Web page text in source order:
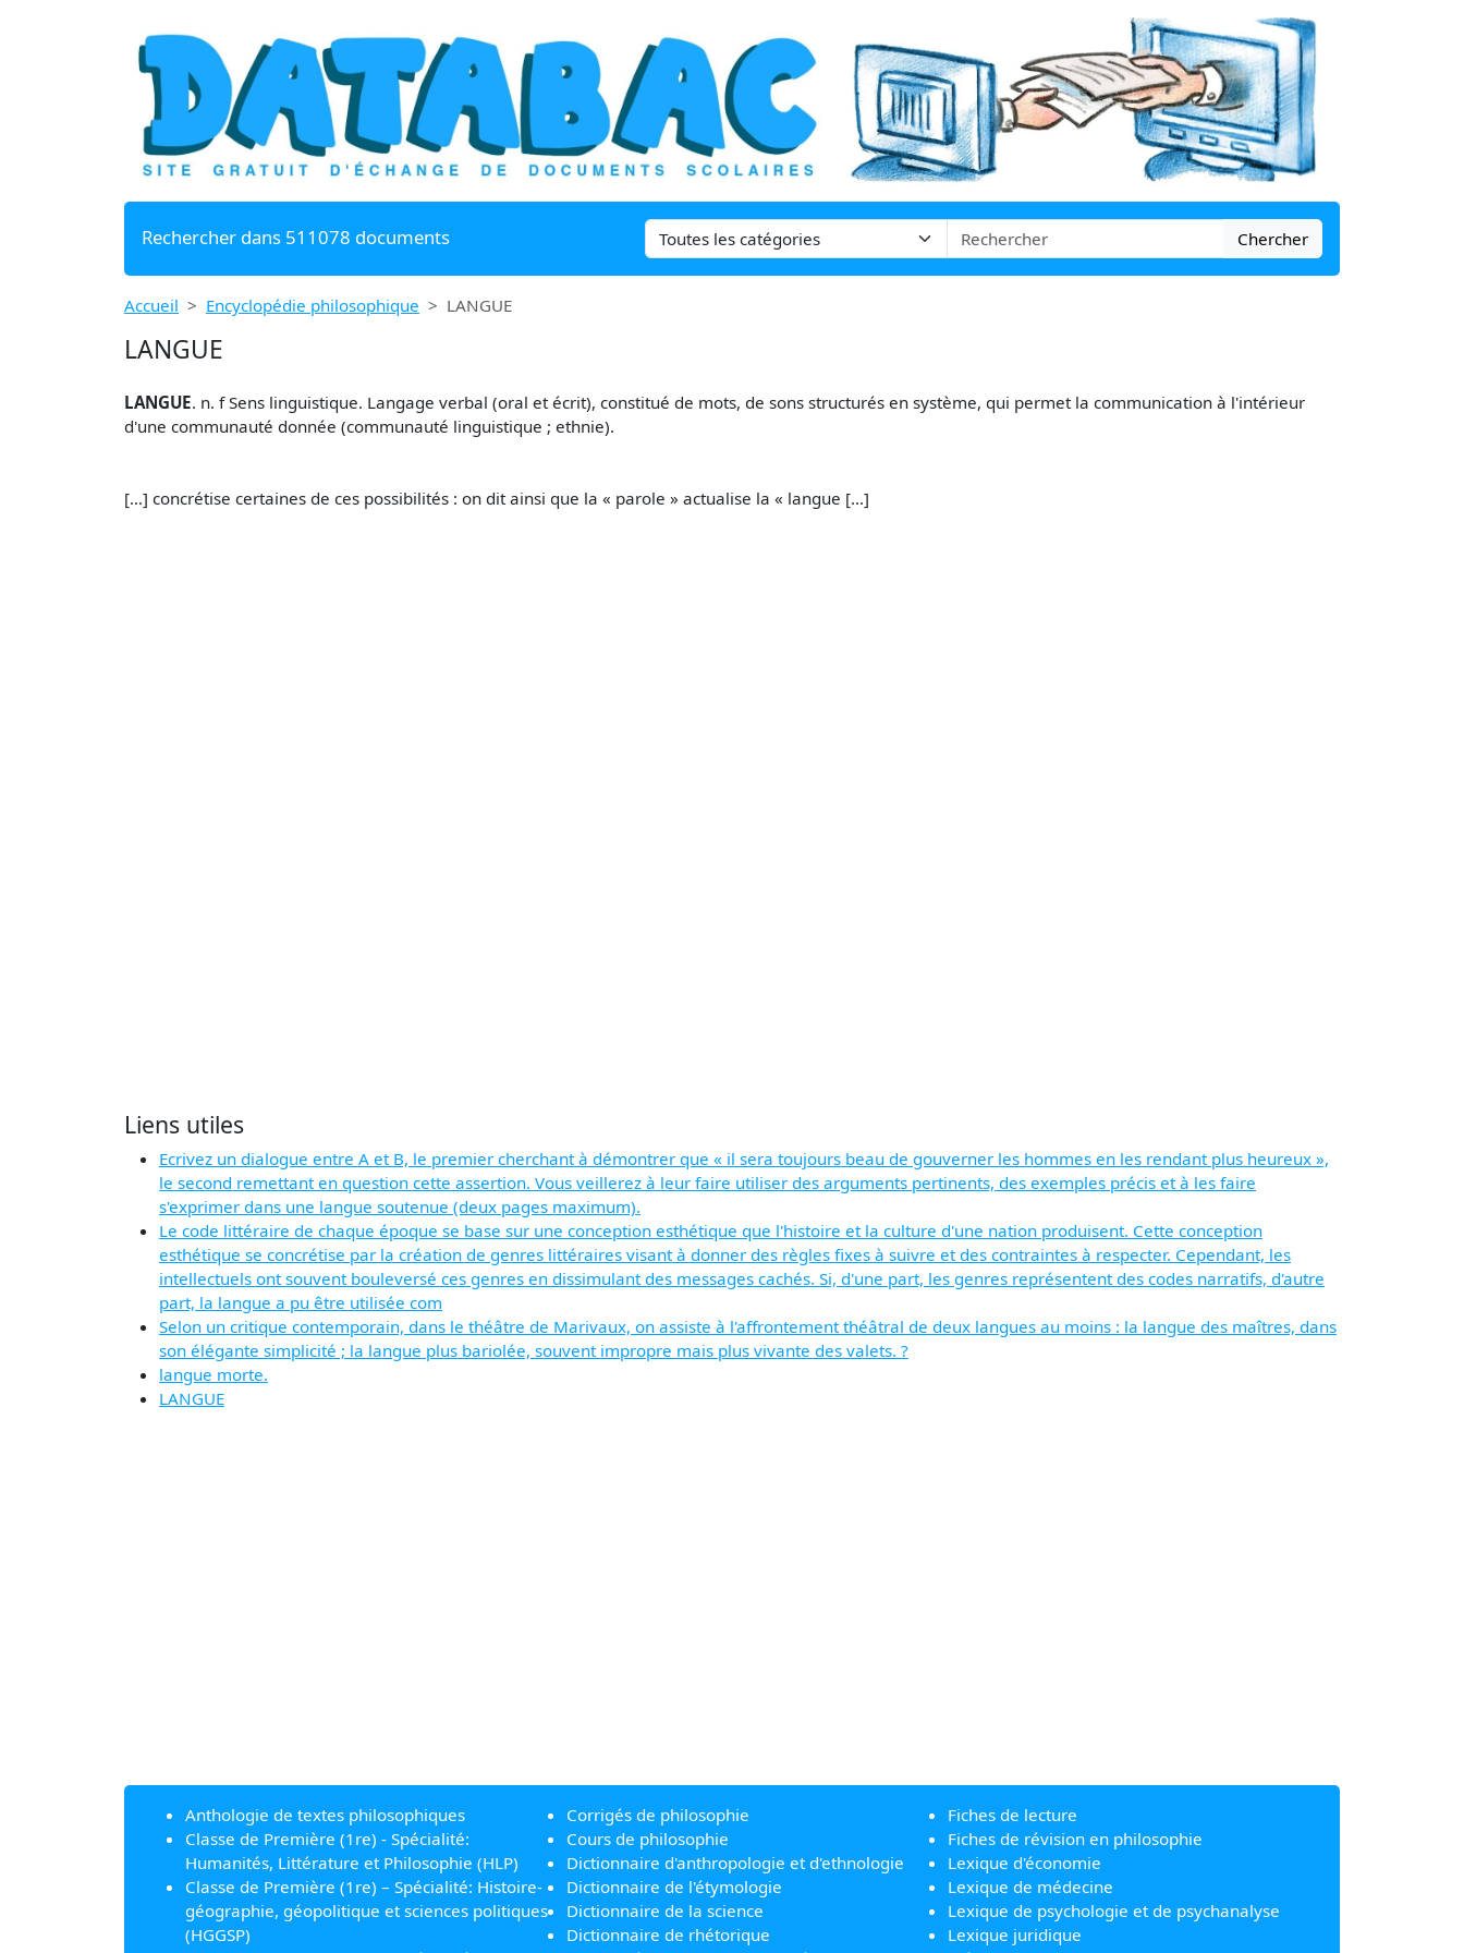
Rechercher dans 511078 documents Chercher
Accueil Encyclopédie philosophique LANGUE
LANGUE
LANGUE. n. f Sens linguistique. Langage verbal (oral et écrit), constitué de mots, de sons structurés en système, qui permet la communication à l'intérieur
d'une communauté donnée (communauté linguistique ; ethnie).
[…] concrétise certaines de ces possibilités : on dit ainsi que la « parole » actualise la « langue […]
Liens utiles
Ecrivez un dialogue entre A et B, le premier cherchant à démontrer que « il sera toujours beau de gouverner les hommes en les rendant plus heureux »,
le second remettant en question cette assertion. Vous veillerez à leur faire utiliser des arguments pertinents, des exemples précis et à les faire
s'exprimer dans une langue soutenue (deux pages maximum).
Le code littéraire de chaque époque se base sur une conception esthétique que l'histoire et la culture d'une nation produisent. Cette conception
esthétique se concrétise par la création de genres littéraires visant à donner des règles fixes à suivre et des contraintes à respecter. Cependant, les
intellectuels ont souvent bouleversé ces genres en dissimulant des messages cachés. Si, d'une part, les genres représentent des codes narratifs, d'autre
part, la langue a pu être utilisée com
Selon un critique contemporain, dans le théâtre de Marivaux, on assiste à l'affrontement théâtral de deux langues au moins : la langue des maîtres, dans
son élégante simplicité ; la langue plus bariolée, souvent impropre mais plus vivante des valets. ?
langue morte.
LANGUE
Anthologie de textes philosophiques
Classe de Première (1re) - Spécialité:
Humanités, Littérature et Philosophie (HLP)
Classe de Première (1re) – Spécialité: Histoire-
géographie, géopolitique et sciences politiques
(HGGSP)
Corrigés de philosophie
Cours de philosophie
Dictionnaire d'anthropologie et d'ethnologie
Dictionnaire de l'étymologie
Dictionnaire de la science
Dictionnaire de rhétorique
Fiches de lecture
Fiches de révision en philosophie
Lexique d'économie
Lexique de médecine
Lexique de psychologie et de psychanalyse
Lexique juridique